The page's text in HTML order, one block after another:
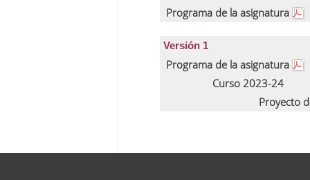
Programa de la asignatura
Versión 1
Programa de la asignatura
Curso 2023-24
Proyecto